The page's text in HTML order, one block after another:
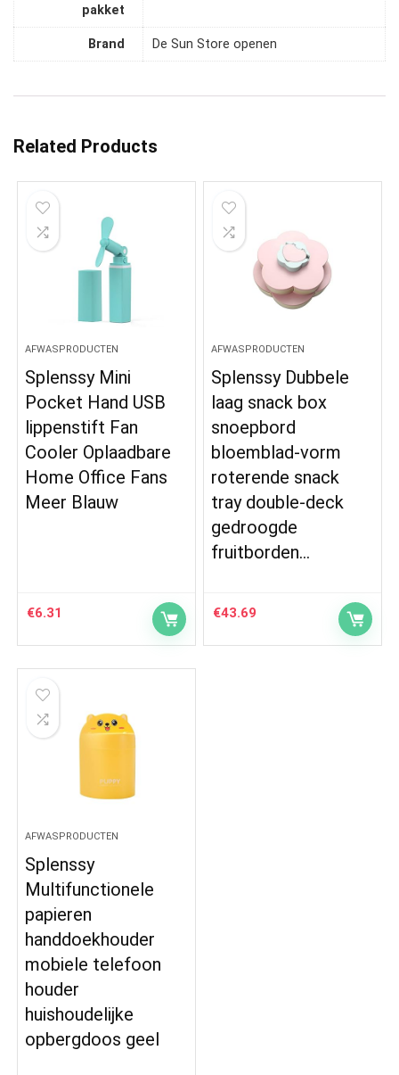
pakket
Brand De Sun Store openen
Related Products
AFWASPRODUCTEN
Splenssy Mini
Pocket Hand USB
lippenstift Fan
Cooler Oplaadbare
Home Office Fans
Meer Blauw
€6.31
AFWASPRODUCTEN
Splenssy Dubbele
laag snack box
snoepbord
bloemblad-vorm
roterende snack
tray double-deck
gedroogde
fruitborden…
€43.69
AFWASPRODUCTEN
Splenssy
Multifunctionele
papieren
handdoekhouder
mobiele telefoon
houder
huishoudelijke
opbergdoos geel